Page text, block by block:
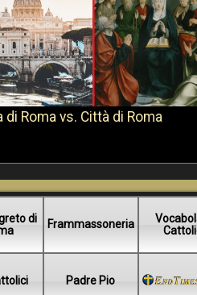
di Roma vs. Città di Roma
di
Frammassoneria
Padre Pio